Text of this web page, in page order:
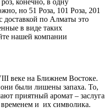
но 51 Роза, 101 Роза, 201
доставкой по Алматы это
в виде таких
нашей компании
веке на Ближнем Востоке.
были лишены запаха. То,
приятный аромат – заслуга
временем и их символика.